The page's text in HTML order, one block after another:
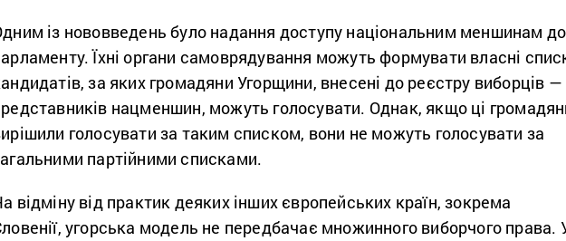
із нововведень було надання доступу національним меншинам до
Їхні органи самоврядування можуть формувати власні
за яких громадяни Угорщини, внесені до реєстру виборців —
нацменшин, можуть голосувати. Однак, якщо ці
голосувати за таким списком, вони не можуть голосувати за
партійними списками.
відміну від практик деяких інших європейських країн, зокрема
угорська модель не передбачає множинного виборчого права.